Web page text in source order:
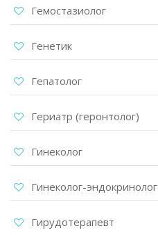
Гемостазиолог
Генетик
Гепатолог
Гериатр (геронтолог)
Гинеколог
Гинеколог-эндокринолог
Гирудотерапевт